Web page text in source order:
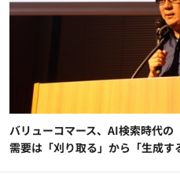
バリューコマース、AI検索時代
需要は「刈り取る」から「生成す